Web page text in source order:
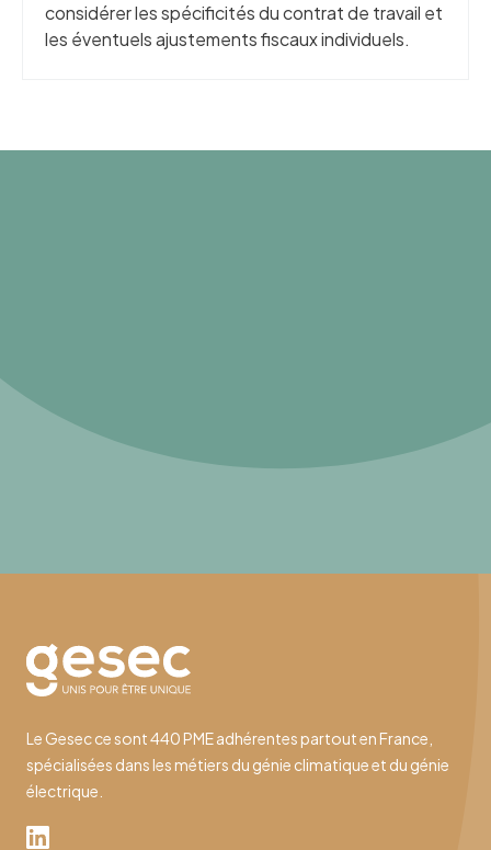
considérer les spécificités du contrat de travail et
les éventuels ajustements fiscaux individuels.
Le Gesec ce sont 440 PME adhérentes partout en France,
spécialisées dans les métiers du génie climatique et du génie
électrique.